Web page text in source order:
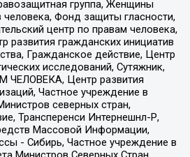
группа, Женщины
человека, Фонд защиты гласности,
центр по правам человека,
развития гражданских инициатив
Гражданское действие, Центр
исследований, Сутяжник,
Центр развития
Частное учреждение в
северных стран,
Трансперенси Интернешнл-Р,
Массовой Информации,
- Сибирь, Частное учреждение в